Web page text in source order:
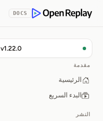
OpenReplay
DOCS
v1.22.0
مقدمة
الرئيسية
البدء السريع
النشر